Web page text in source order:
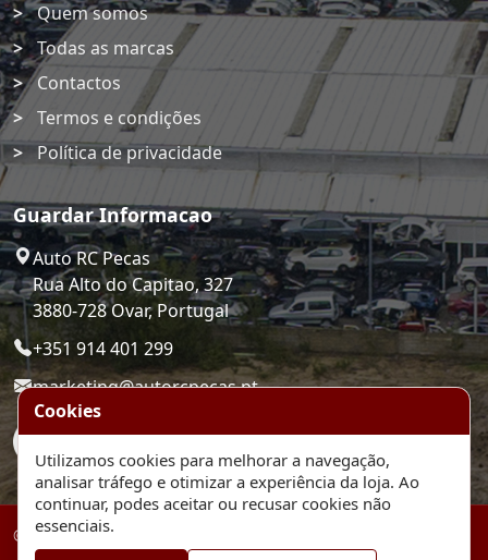
Quem somos
Todas as marcas
Contactos
Termos e condições
Política de privacidade
Guardar Informacao
Auto RC Pecas
Rua Alto do Capitao, 327
3880-728 Ovar, Portugal
+351 914 401 299
marketing@autorcpecas.pt
© 2026 Auto RC Pecas. Plataforma de comercio eletronico.
Cookies
Utilizamos cookies para melhorar a navegação,
analisar tráfego e otimizar a experiência da loja. Ao
continuar, podes aceitar ou recusar cookies não
essenciais.